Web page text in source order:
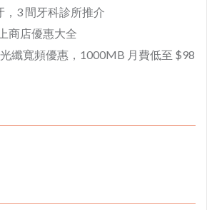
3 間牙科診所推介
商店優惠大全
纖寬頻優惠，1000MB 月費低至 $98